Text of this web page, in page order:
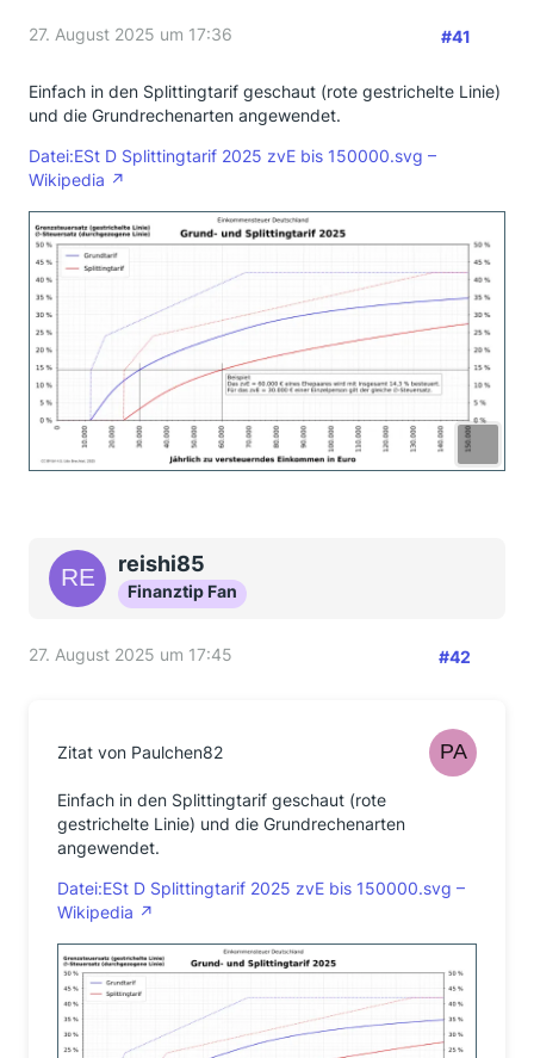
27. August 2025 um 17:36 #41
Einfach in den Splittingtarif geschaut (rote gestrichelte Linie)
und die Grundrechenarten angewendet.
Datei:ESt D Splittingtarif 2025 zvE bis 150000.svg –
Wikipedia
reishi85
Finanztip Fan
27. August 2025 um 17:45 #42
Zitat von Paulchen82
Einfach in den Splittingtarif geschaut (rote
gestrichelte Linie) und die Grundrechenarten
angewendet.
Datei:ESt D Splittingtarif 2025 zvE bis 150000.svg –
Wikipedia